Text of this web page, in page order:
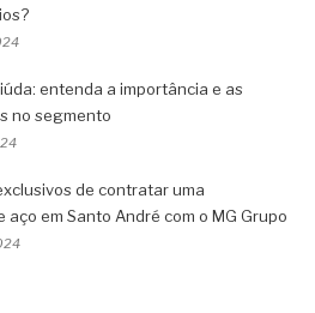
entenda a importância e as
no segmento
de contratar uma
aço em Santo André com o MG Grupo